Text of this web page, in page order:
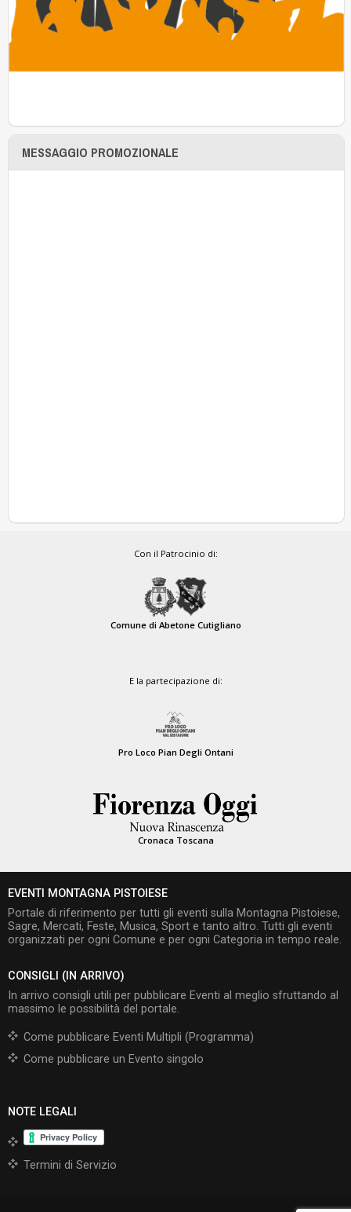
MESSAGGIO PROMOZIONALE
Con il Patrocinio di:
Comune di Abetone Cutigliano
E la partecipazione di:
Pro Loco Pian Degli Ontani
Cronaca Toscana
EVENTI MONTAGNA PISTOIESE
Portale di riferimento per tutti gli eventi sulla Montagna Pistoiese,
Sagre, Mercati, Feste, Musica, Sport e tanto altro. Tutti gli eventi
organizzati per ogni Comune e per ogni Categoria in tempo reale.
CONSIGLI (IN ARRIVO)
In arrivo consigli utili per pubblicare Eventi al meglio sfruttando al
massimo le possibilità del portale.
Come pubblicare Eventi Multipli (Programma)
Come pubblicare un Evento singolo
NOTE LEGALI
Termini di Servizio